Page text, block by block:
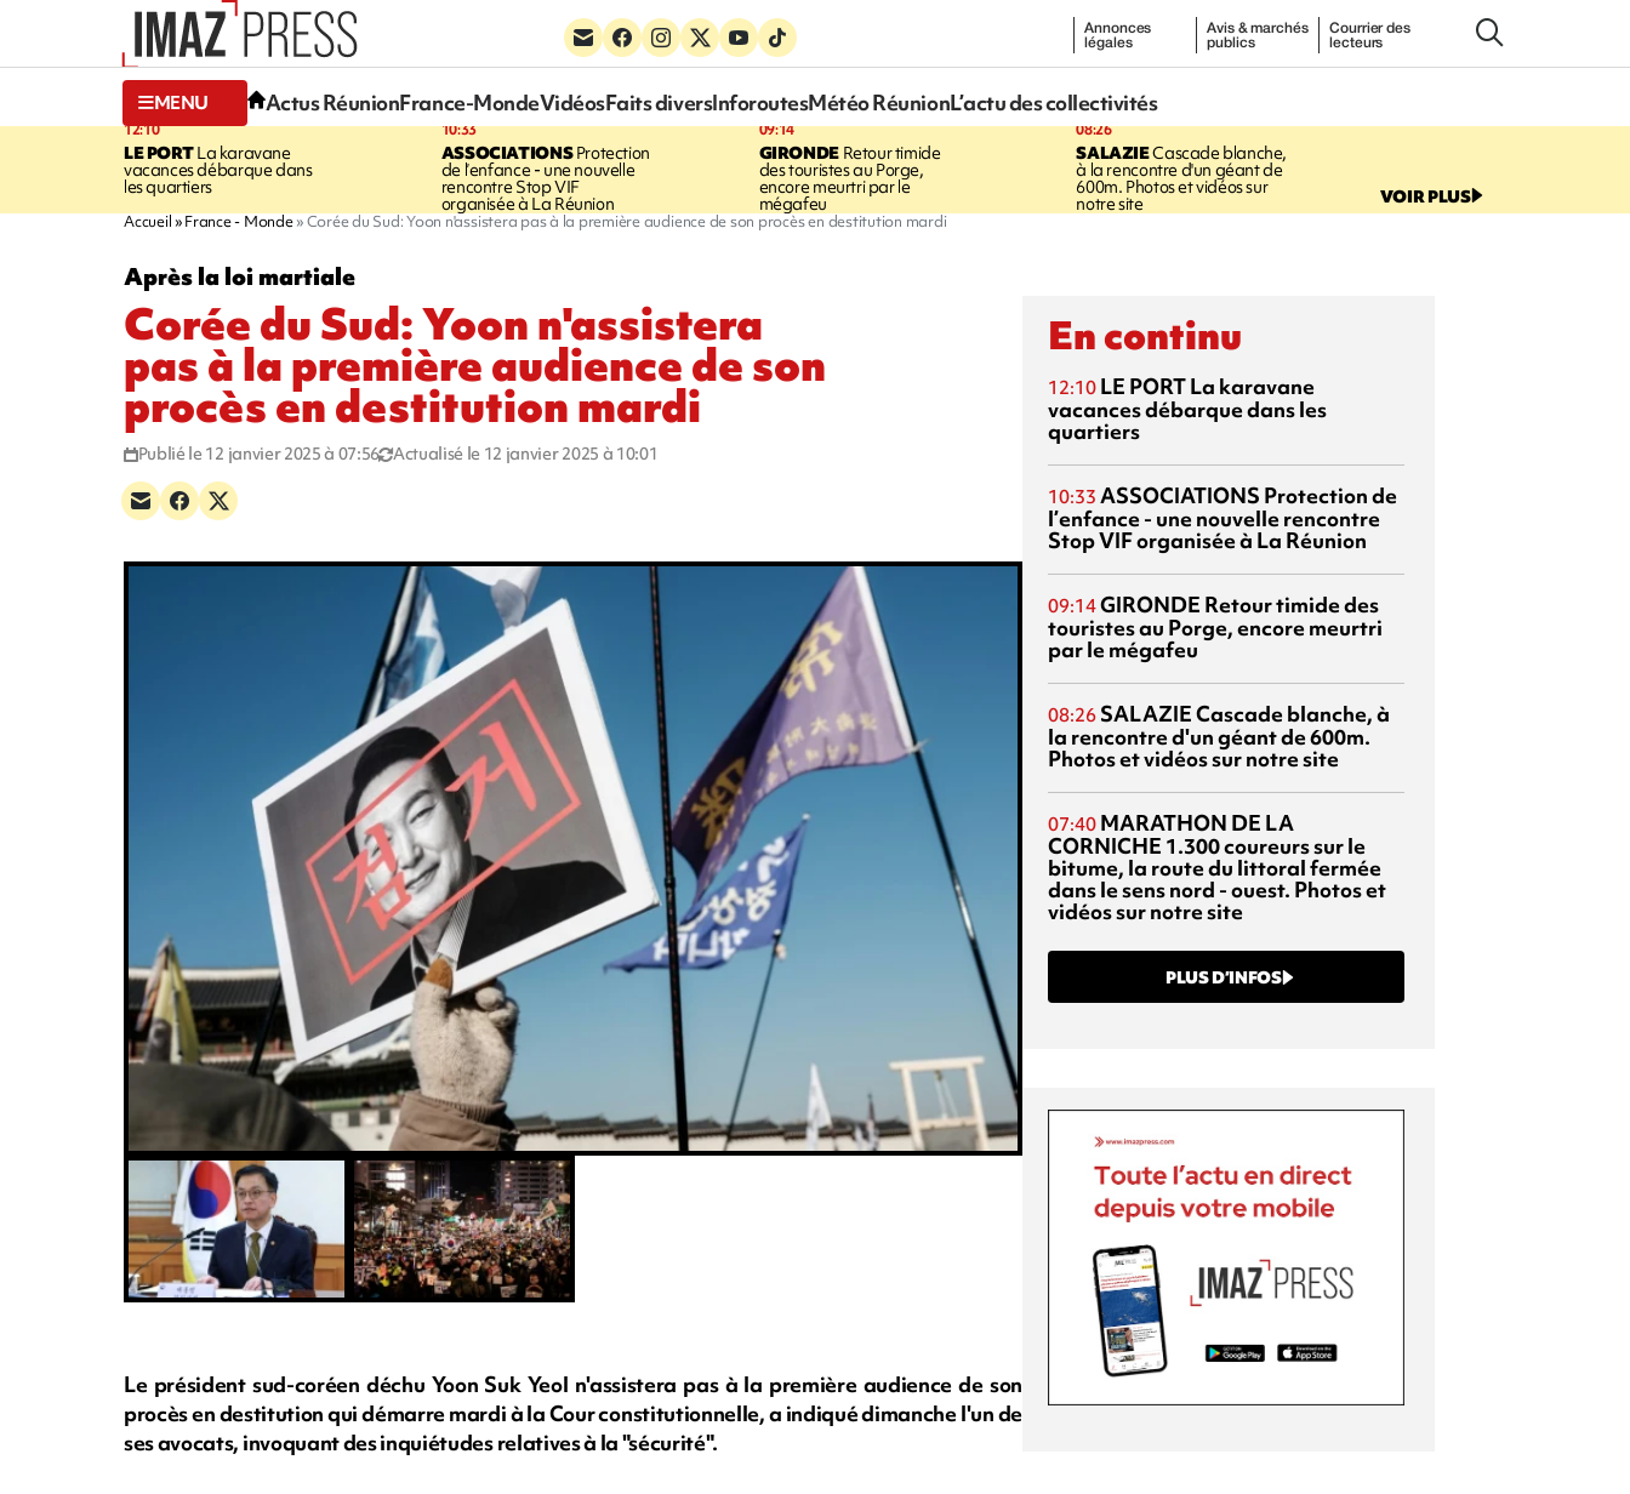
Annonces
légales
Avis & marchés
publics
Courrier des
lecteurs
MENU Actus RéunionFrance-MondeVidéosFaits diversInforoutesMétéo RéunionL’actu des collectivités
12:10
LE PORTLa karavane
vacances débarque dans
les quartiers
10:33
ASSOCIATIONSProtection
de l’enfance - une nouvelle
rencontre Stop VIF
organisée à La Réunion
09:14
GIRONDERetour timide
des touristes au Porge,
encore meurtri par le
mégafeu
08:26
SALAZIECascade blanche,
à la rencontre d'un géant de
600m. Photos et vidéos sur
notre site VOIR PLUS
Accueil France - Monde Corée du Sud: Yoon n'assistera pas à la première audience de son procès en destitution mardi
Après la loi martiale
Corée du Sud: Yoon n'assistera
pas à la première audience de son
procès en destitution mardi
Publié le 12 janvier 2025 à 07:56 Actualisé le 12 janvier 2025 à 10:01
Le président sud-coréen déchu Yoon Suk Yeol n'assistera pas à la première audience de son
procès en destitution qui démarre mardi à la Cour constitutionnelle, a indiqué dimanche l'un de
ses avocats, invoquant des inquiétudes relatives à la "sécurité".
En continu
12:10 LE PORTLa karavane
vacances débarque dans les
quartiers
10:33 ASSOCIATIONS Protection de
l’enfance - une nouvelle rencontre
Stop VIF organisée à La Réunion
09:14GIRONDE Retour timide des
touristes au Porge, encore meurtri
par le mégafeu
08:26 SALAZIECascade blanche, à
la rencontre d'un géant de 600m.
Photos et vidéos sur notre site
07:40 MARATHON DE LA
CORNICHE 1.300 coureurs sur le
bitume, la route du littoral fermée
dans le sens nord - ouest. Photos et
vidéos sur notre site
PLUS D’INFOS